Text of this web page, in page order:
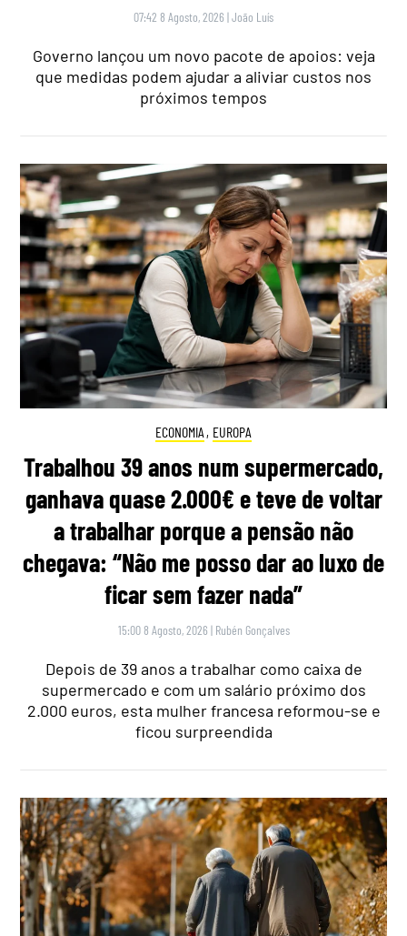
07:42 8 Agosto, 2026 |João Luís
Governo lançou um novo pacote de apoios: veja
que medidas podem ajudar a aliviar custos nos
próximos tempos
ECONOMIA , EUROPA
Trabalhou 39 anos num supermercado,
ganhava quase 2.000€ e teve de voltar
a trabalhar porque a pensão não
chegava: “Não me posso dar ao luxo de
ficar sem fazer nada”
15:00 8 Agosto, 2026 | Rubén Gonçalves
Depois de 39 anos a trabalhar como caixa de
supermercado e com um salário próximo dos
2.000 euros, esta mulher francesa reformou-se e
ficou surpreendida